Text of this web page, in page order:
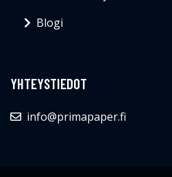
Blogi
YHTEYSTIEDOT
info@primapaper.fi